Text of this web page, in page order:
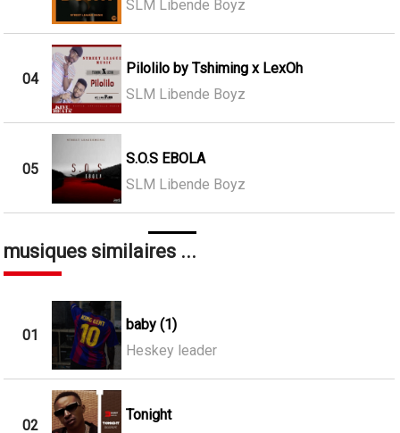
SLM Libende Boyz
04
Pilolilo by Tshiming x LexOh
SLM Libende Boyz
05
S.O.S EBOLA
SLM Libende Boyz
musiques similaires ...
01
baby (1)
Heskey leader
02
Tonight